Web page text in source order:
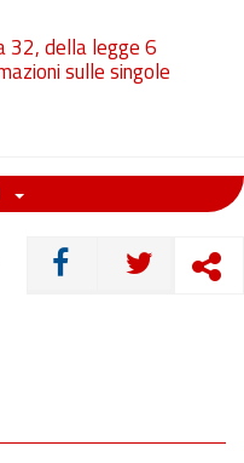
32, della legge 6
sulle singole
CONDIVIDI